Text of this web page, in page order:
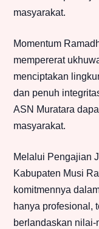
masyarakat.
Momentum
mempererat
menciptakan
dan penuh
ASN Muratara
masyarakat.
Melalui Pengajian
Kabupaten Musi
komitmennya
hanya profesional,
berlandaskan